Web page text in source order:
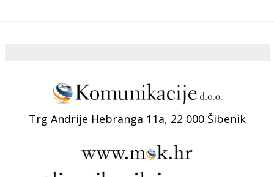
Trg Andrije Hebranga 11a, 22 000 Šibenik